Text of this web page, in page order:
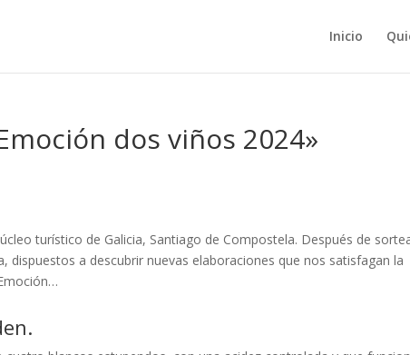
Inicio
dos viños 2024»
turístico de Galicia, Santiago de Compostela. Después de
dispuestos a descubrir nuevas elaboraciones que nos satisfagan la